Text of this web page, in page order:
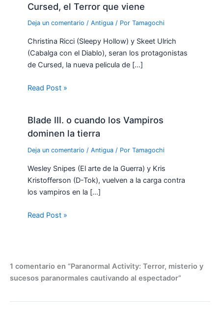
Cursed, el Terror que viene
Deja un comentario /Antigua / PorTamagochi
Christina Ricci (Sleepy Hollow) y Skeet Ulrich
(Cabalga con el Diablo), seran los protagonistas
de Cursed, la nueva pelicula de […]
Read Post »
Blade III. o cuando los Vampiros
dominen la tierra
Deja un comentario /Antigua / PorTamagochi
Wesley Snipes (El arte de la Guerra) y Kris
Kristofferson (D-Tok), vuelven a la carga contra
los vampiros en la […]
Read Post »
1 comentario en “Paranormal Activity: Terror, misterio y
sucesos paranormales cautivando al espectador”